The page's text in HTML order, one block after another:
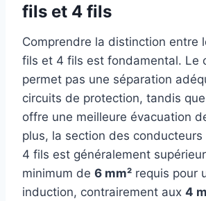
fils et 4 fils
Comprendre la distinction entre
fils et 4 fils est fondamental. Le
permet pas une séparation
circuits de protection, tandis
offre une meilleure évacuation
plus, la section des
4 fils est généralement
minimum de 6 mm² requis pour
induction, contrairement aux 4